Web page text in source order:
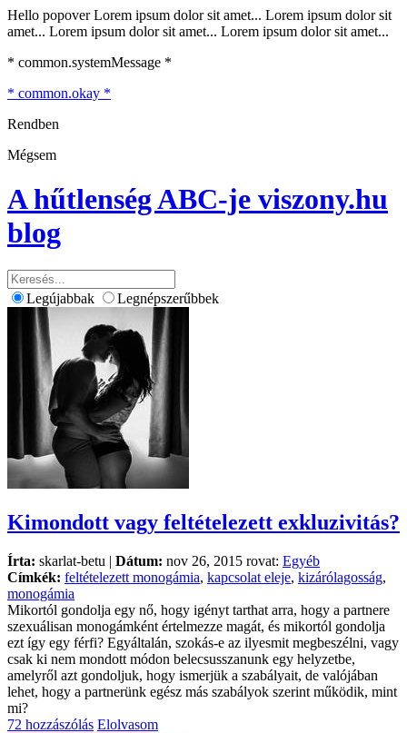
Hello popover Lorem ipsum dolor sit amet... Lorem ipsum dolor sit
amet... Lorem ipsum dolor sit amet... Lorem ipsum dolor sit amet...
* common.systemMessage *
* common.okay *
Rendben
Mégsem
A hűtlenség ABC-je viszony.hu
blog
Legújabbak Legnépszerűbbek
Kimondott vagy feltételezett exkluzivitás?
Írta: skarlat-betu | Dátum: nov 26, 2015 rovat: Egyéb
Címkék: feltételezett monogámia, kapcsolat eleje, kizárólagosság,
monogámia
Mikortól gondolja egy nő, hogy igényt tarthat arra, hogy a partnere
szexuálisan monogámként értelmezze magát, és mikortól gondolja
ezt így egy férfi? Egyáltalán, szokás-e az ilyesmit megbeszélni, vagy
csak ki nem mondott módon belecsusszanunk egy helyzetbe,
amelyről azt gondoljuk, hogy ismerjük a szabályait, de valójában
lehet, hogy a partnerünk egész más szabályok szerint működik, mint
mi?
72 hozzászólás Elolvasom